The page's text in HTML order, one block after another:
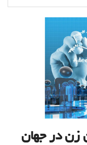
زن در جهان